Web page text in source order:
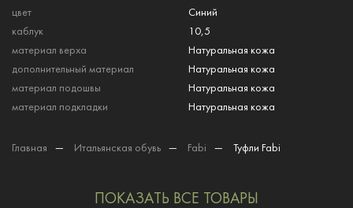
цвет
Синий
каблук
10,5
материал верха
Натуральная кожа
дополнительный материал
Натуральная кожа
материал подошвы
Натуральная кожа
материал подкладки
Натуральная кожа
Главная — Итальянская обувь — Fabi — Туфли Fabi
ПОКАЗАТЬ ВСЕ ТОВАРЫ